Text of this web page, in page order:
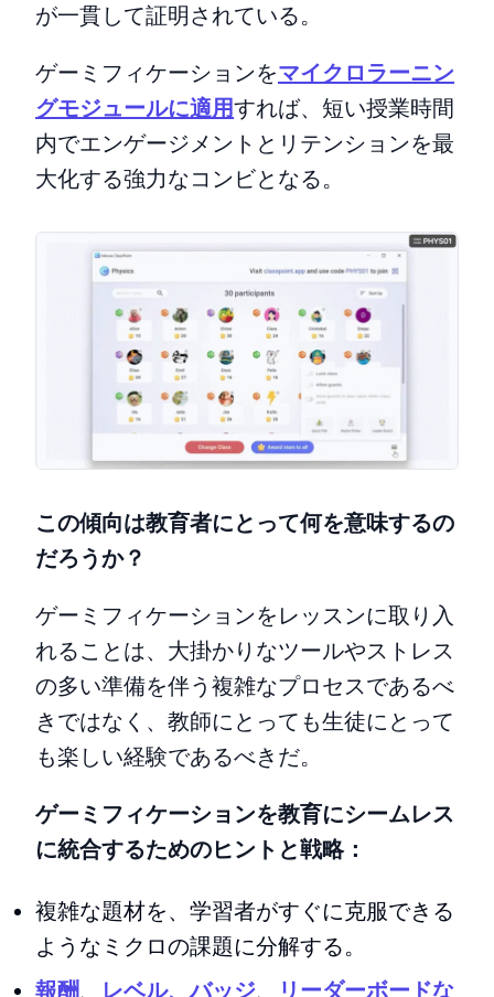
が一貫して証明されている。
ゲーミフィケーションをマイクロラーニン
グモジュールに適用すれば、短い授業時間
内でエンゲージメントとリテンションを最
大化する強力なコンビとなる。
この傾向は教育者にとって何を意味するの
だろうか？
ゲーミフィケーションをレッスンに取り入
れることは、大掛かりなツールやストレス
の多い準備を伴う複雑なプロセスであるべ
きではなく、教師にとっても生徒にとって
も楽しい経験であるべきだ。
ゲーミフィケーションを教育にシームレス
に統合するためのヒントと戦略：
複雑な題材を、学習者がすぐに克服できる
ようなミクロの課題に分解する。
報酬、 レベル、バッジ、 リーダーボードな